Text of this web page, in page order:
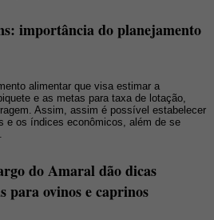
importância do planejamento
alimentar que visa estimar a
e as metas para taxa de lotação,
Assim, assim é possível estabelecer
e os índices econômicos, além de se
do Amaral dão dicas
para ovinos e caprinos